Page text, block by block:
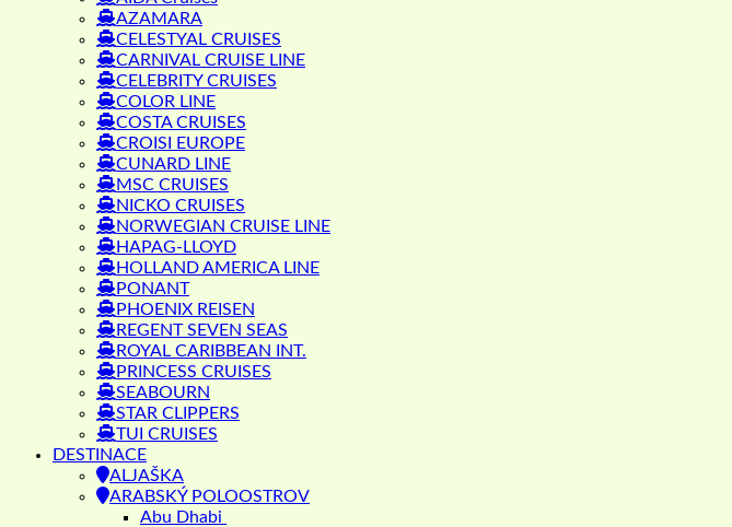
AZAMARA
CELESTYAL CRUISES
CARNIVAL CRUISE LINE
CELEBRITY CRUISES
COLOR LINE
COSTA CRUISES
CROISI EUROPE
CUNARD LINE
MSC CRUISES
NICKO CRUISES
NORWEGIAN CRUISE LINE
HAPAG-LLOYD
HOLLAND AMERICA LINE
PONANT
PHOENIX REISEN
REGENT SEVEN SEAS
ROYAL CARIBBEAN INT.
PRINCESS CRUISES
SEABOURN
STAR CLIPPERS
TUI CRUISES
DESTINACE
ALJAŠKA
ARABSKÝ POLOOSTROV
Abu Dhabi